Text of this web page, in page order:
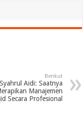
Berikut
Aidi: Saatnya
Manajemen
Secara Profesional